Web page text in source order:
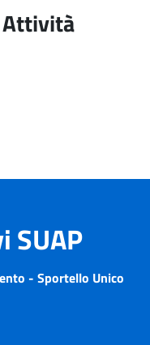
SUAP
- Sportello Unico